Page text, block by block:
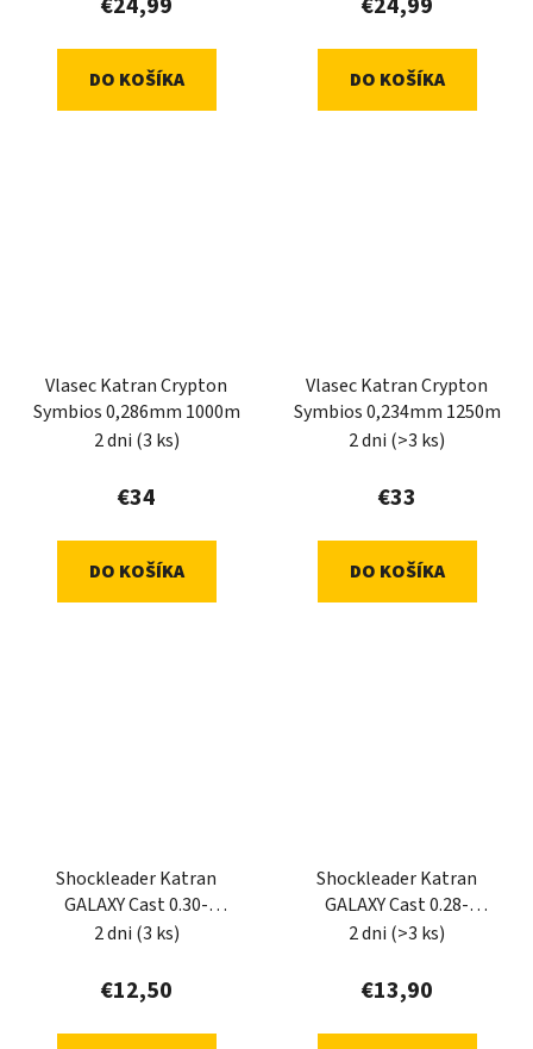
DO KOŠÍKA DO KOŠÍKA
Vlasec Katran Crypton
Symbios 0,286mm 1000m
2 dni (3 ks)
€34
DO KOŠÍKA
Vlasec Katran Crypton
Symbios 0,234mm 1250m
2 dni (>3 ks)
€33
DO KOŠÍKA
Shockleader Katran
GALAXY Cast 0.30-
0.57mm 5x15m
2 dni (3 ks)
€12,50
Shockleader Katran
GALAXY Cast 0.28-
0.57mm 5x15m
2 dni (>3 ks)
€13,90